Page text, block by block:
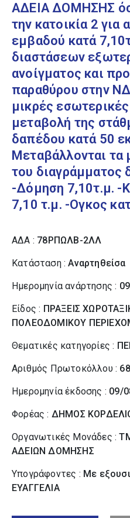
ΑΔΕΙΑ ΔΟΜΗΣΗΣ
την κατοικία 2 για
εμβαδού κατά
διαστάσεων
ανοίγματος και
παραθύρου στην
μικρές
μεταβολή της
δαπέδου κατά 50
Μεταβάλλονται τα
του διαγράμματος
-Δόμηση 7,10τ.μ. -
7,10 τ.μ. -Ογκος
ΑΔΑ : 78ΡΠΩΛΒ-2ΛΛ
Κατάσταση :Αναρτηθείσα
Ημερομηνία ανάρτησης :
Είδος : ΠΡΑΞΕΙΣ
ΠΟΛΕΟΔΟΜΙΚΟΥ
Θεματικές κατηγορίες :
Αριθμός Πρωτοκόλλου :
Ημερομηνία έκδοσης : 09/
Φορέας : ΔΗΜΟΣ
Οργανωτικές Μονάδες :
ΑΔΕΙΩΝ ΔΟΜΗΣΗΣ
Υπογράφοντες : Με
ΕΥΑΓΓΕΛΙΑ